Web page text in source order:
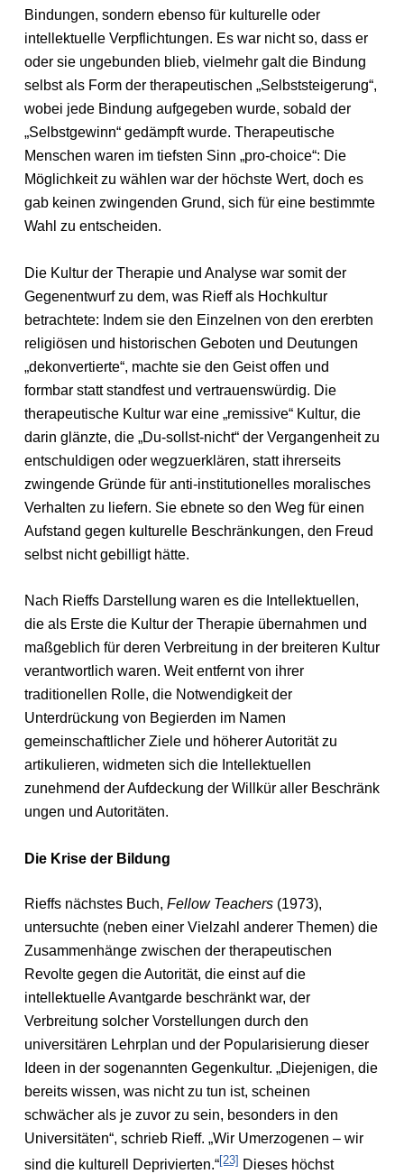
Bindungen, sondern ebenso für kulturelle oder
intellektuelle Verpflichtungen. Es war nicht so, dass er
oder sie ungebunden blieb, vielmehr galt die Bindung
selbst als Form der therapeutischen „Selbststeigerung“,
wobei jede Bindung aufgegeben wurde, sobald der
„Selbstgewinn“ gedämpft wurde. Therapeutische
Menschen waren im tiefsten Sinn „pro-choice“: Die
Möglichkeit zu wählen war der höchste Wert, doch es
gab keinen zwingenden Grund, sich für eine bestimmte
Wahl zu entscheiden.
Die Kultur der Therapie und Analyse war somit der
Gegenentwurf zu dem, was Rieff als Hochkultur
betrachtete: Indem sie den Einzelnen von den ererbten
religiösen und historischen Geboten und Deutungen
„dekonvertierte“, machte sie den Geist offen und
formbar statt standfest und vertrauenswürdig. Die
therapeutische Kultur war eine „remissive“ Kultur, die
darin glänzte, die „Du-sollst-nicht“ der Vergangenheit zu
entschuldigen oder wegzuerklären, statt ihrerseits
zwingende Gründe für anti-institutionelles moralisches
Verhalten zu liefern. Sie ebnete so den Weg für einen
Aufstand gegen kulturelle Beschränkungen, den Freud
selbst nicht gebilligt hätte.
Nach Rieffs Darstellung waren es die Intellektuellen,
die als Erste die Kultur der Therapie übernahmen und
maßgeblich für deren Verbreitung in der breiteren Kultur
verantwortlich waren. Weit entfernt von ihrer
traditionellen Rolle, die Notwendigkeit der
Unterdrückung von Begierden im Namen
gemeinschaftlicher Ziele und höherer Autorität zu
artikulieren, widmeten sich die Intellektuellen
zunehmend der Aufdeckung der Willkür aller Beschränk
ungen und Autoritäten.
Die Krise der Bildung
Rieffs nächstes Buch, Fellow Teachers(1973),
untersuchte (neben einer Vielzahl anderer Themen) die
Zusammenhänge zwischen der therapeutischen
Revolte gegen die Autorität, die einst auf die
intellektuelle Avantgarde beschränkt war, der
Verbreitung solcher Vorstellungen durch den
universitären Lehrplan und der Popularisierung dieser
Ideen in der sogenannten Gegenkultur. „Diejenigen, die
bereits wissen, was nicht zu tun ist, scheinen
schwächer als je zuvor zu sein, besonders in den
Universitäten“, schrieb Rieff. „Wir Umerzogenen – wir
sind die kulturell Deprivierten.“[23] Dieses höchst